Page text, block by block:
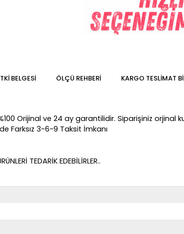
BELGESİ ÖLÇÜ REHBERI KARGO TESLIMAT
Orijinal ve 24 ay garantilidir. Siparişiniz
Farksız 3-6-9 Taksit İmkanı
TEDARİK EDEBİLİRLER..